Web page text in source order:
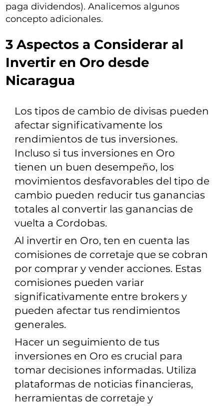
paga dividendos). Analicemos algunos
concepto adicionales.
3 Aspectos a Considerar al
Invertir en Oro desde
Nicaragua
Los tipos de cambio de divisas pueden
afectar significativamente los
rendimientos de tus inversiones.
Incluso si tus inversiones en Oro
tienen un buen desempeño, los
movimientos desfavorables del tipo de
cambio pueden reducir tus ganancias
totales al convertir las ganancias de
vuelta a Cordobas.
Al invertir en Oro, ten en cuenta las
comisiones de corretaje que se cobran
por comprar y vender acciones. Estas
comisiones pueden variar
significativamente entre brokers y
pueden afectar tus rendimientos
generales.
Hacer un seguimiento de tus
inversiones en Oro es crucial para
tomar decisiones informadas. Utiliza
plataformas de noticias financieras,
herramientas de corretaje y